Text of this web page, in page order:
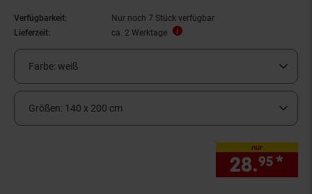
Verfügbarkeit:
Nur noch 7 Stück verfügbar
Lieferzeit:
ca. 2 Werktage
Farbe: weiß
Größen: 140 x 200 cm
nur
28.95 *